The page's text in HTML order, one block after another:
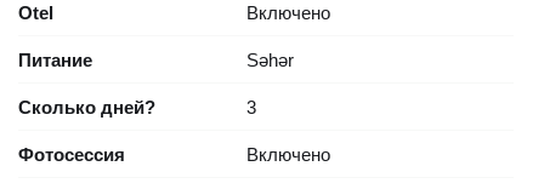
Otel Включено
Питание Səhər
Сколько дней? 3
Фотосессия Включено